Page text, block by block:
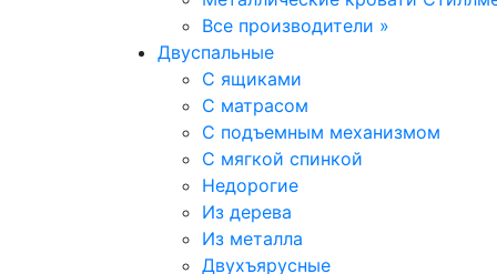
Все производители »
Двуспальные
С ящиками
С матрасом
С подъемным механизмом
С мягкой спинкой
Недорогие
Из дерева
Из металла
Двухъярусные